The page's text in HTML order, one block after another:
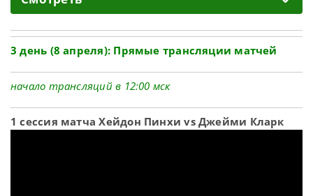
3 день (8 апреля): Прямые трансляции матчей
начало трансляций в 12:00 мск
1 сессия матча Хейдон Пинхи vs Джейми Кларк